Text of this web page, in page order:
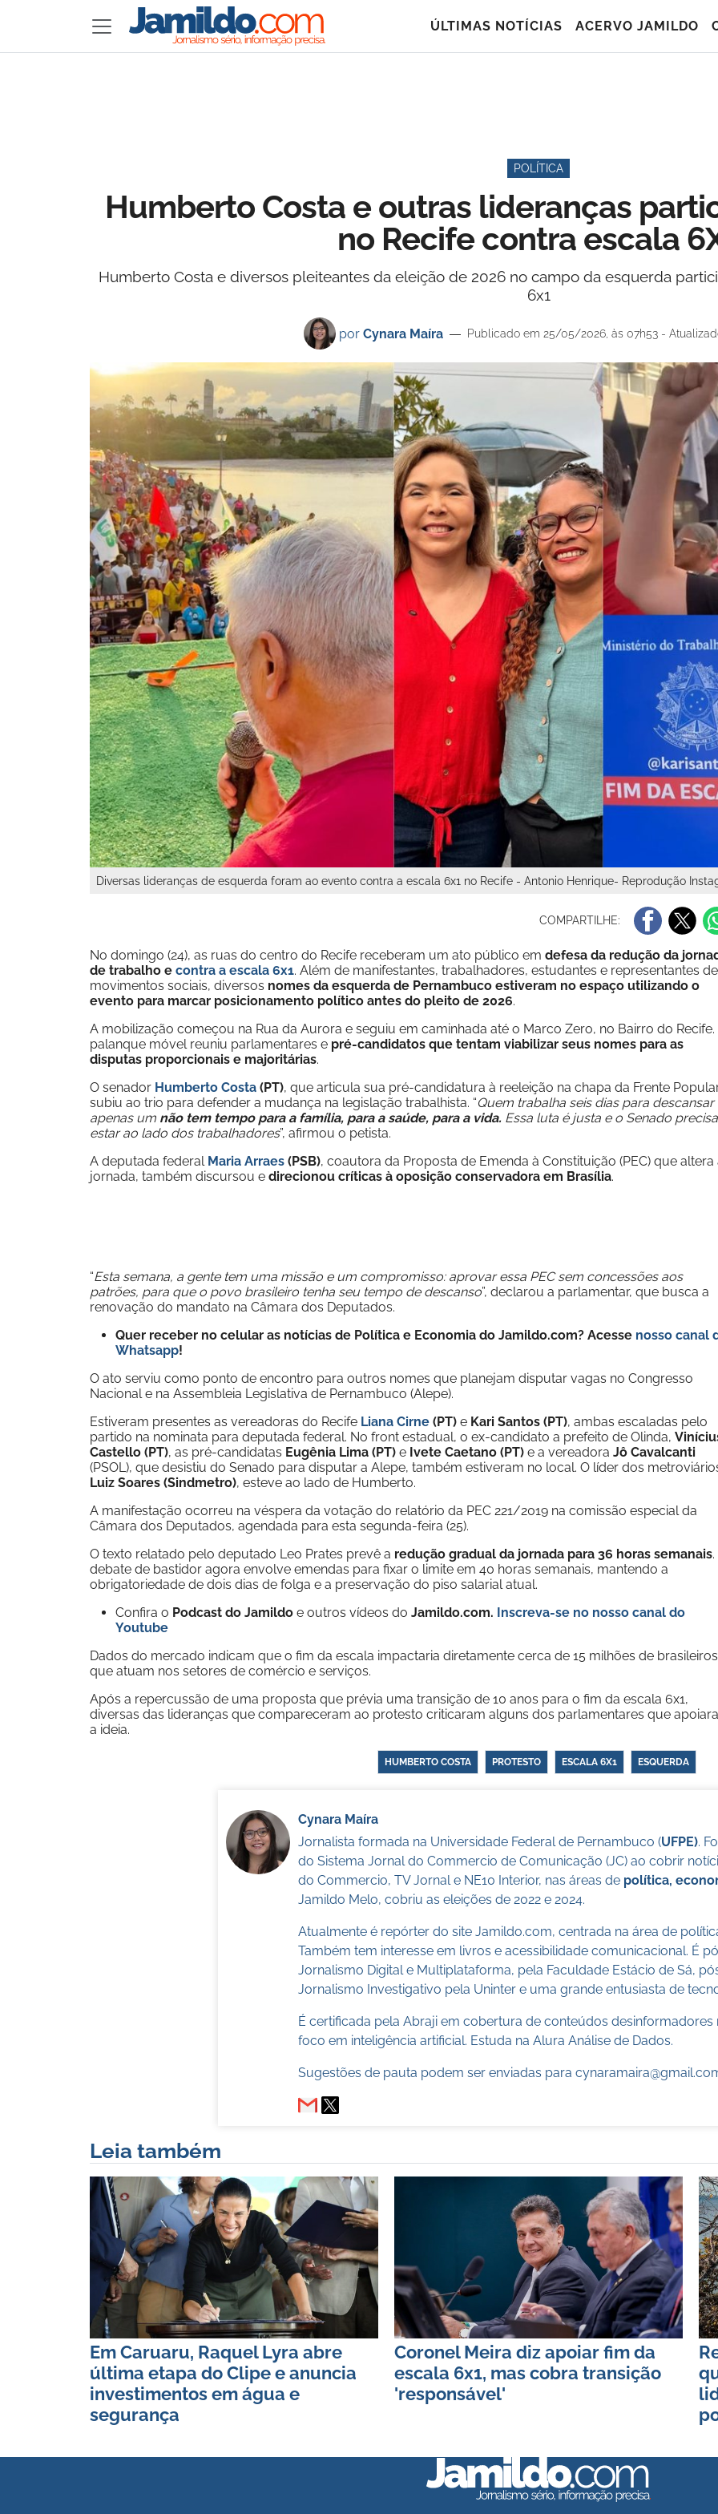
ÚLTIMAS NOTÍCIAS ACERVO JAMILDO
POLÍTICA
Humberto Costa e outras lideranças
no Recife contra escala
Humberto Costa e diversos pleiteantes da eleição de 2026 no campo da esquerda
6x1
por Cynara Maíra Publicado em 25/05/2026, às 07h53 -
Diversas lideranças de esquerda foram ao evento contra a escala 6x1 no Recife - Antonio Henrique- Reprodução
COMPARTILHE:
No domingo (24), as ruas do centro do Recife receberam um ato público em defesa da redução da
de trabalho e contra a escala 6x1. Além de manifestantes, trabalhadores, estudantes e representantes de
movimentos sociais, diversos nomes da esquerda de Pernambuco estiveram no espaço utilizando o
evento para marcar posicionamento político antes do pleito de 2026.
A mobilização começou na Rua da Aurora e seguiu em caminhada até o Marco Zero, no Bairro do Recife.
palanque móvel reuniu parlamentares e pré-candidatos que tentam viabilizar seus nomes para as
disputas proporcionais e majoritárias.
O senador Humberto Costa (PT), que articula sua pré-candidatura à reeleição na chapa da Frente
subiu ao trio para defender a mudança na legislação trabalhista. “Quem trabalha seis dias para descansar
apenas um não tem tempo para a família, para a saúde, para a vida. Essa luta é justa e o Senado precisa
estar ao lado dos trabalhadores”, afirmou o petista.
A deputada federal Maria Arraes (PSB), coautora da Proposta de Emenda à Constituição (PEC) que altera
jornada, também discursou e direcionou críticas à oposição conservadora em Brasília.
“Esta semana, a gente tem uma missão e um compromisso: aprovar essa PEC sem concessões aos
patrões, para que o povo brasileiro tenha seu tempo de descanso”, declarou a parlamentar, que busca a
renovação do mandato na Câmara dos Deputados.
Quer receber no celular as notícias de Política e Economia do Jamildo.com? Acesse nosso canal
Whatsapp!
O ato serviu como ponto de encontro para outros nomes que planejam disputar vagas no Congresso
Nacional e na Assembleia Legislativa de Pernambuco (Alepe).
Estiveram presentes as vereadoras do Recife Liana Cirne (PT) e Kari Santos (PT), ambas escaladas pelo
partido na nominata para deputada federal. No front estadual, o ex-candidato a prefeito de Olinda,
Castello (PT), as pré-candidatas Eugênia Lima (PT) e Ivete Caetano (PT) e a vereadora Jô Cavalcanti
(PSOL), que desistiu do Senado para disputar a Alepe, também estiveram no local. O líder dos
Luiz Soares (Sindmetro), esteve ao lado de Humberto.
A manifestação ocorreu na véspera da votação do relatório da PEC 221/2019 na comissão especial da
Câmara dos Deputados, agendada para esta segunda-feira (25).
O texto relatado pelo deputado Leo Prates prevê a redução gradual da jornada para 36 horas semanais
debate de bastidor agora envolve emendas para fixar o limite em 40 horas semanais, mantendo a
obrigatoriedade de dois dias de folga e a preservação do piso salarial atual.
Confira o Podcast do Jamildo e outros vídeos do Jamildo.com. Inscreva-se no nosso canal do
Youtube
Dados do mercado indicam que o fim da escala impactaria diretamente cerca de 15 milhões de brasileiros
que atuam nos setores de comércio e serviços.
Após a repercussão de uma proposta que prévia uma transição de 10 anos para o fim da escala 6x1,
diversas das lideranças que compareceram ao protesto criticaram alguns dos parlamentares que
a ideia.
HUMBERTO COSTA PROTESTO ESCALA 6X1 ESQUERDA
Cynara Maíra
Jornalista formada na Universidade Federal de Pernambuco (UFPE).
do Sistema Jornal do Commercio de Comunicação (JC) ao cobrir
do Commercio, TV Jornal e NE10 Interior, nas áreas de política,
Jamildo Melo, cobriu as eleições de 2022 e 2024.
Atualmente é repórter do site Jamildo.com, centrada na área de
Também tem interesse em livros e acessibilidade comunicacional. É
Jornalismo Digital e Multiplataforma, pela Faculdade Estácio de Sá,
Jornalismo Investigativo pela Uninter e uma grande entusiasta de
É certificada pela Abraji em cobertura de conteúdos desinformadores
foco em inteligência artificial. Estuda na Alura Análise de Dados.
Sugestões de pauta podem ser enviadas para
Leia também
Em Caruaru, Raquel Lyra abre
última etapa do Clipe e anuncia
investimentos em água e
segurança
Coronel Meira diz apoiar fim da
escala 6x1, mas cobra transição
'responsável'